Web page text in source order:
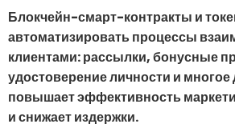
Блокчейн-смарт-контракты и
автоматизировать процессы
клиентами: рассылки, бонусные
удостоверение личности и многое
повышает эффективность
и снижает издержки.